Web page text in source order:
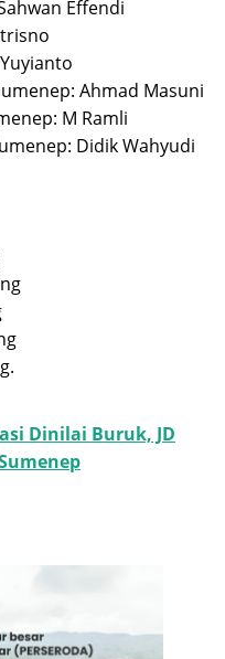
Effendi
Ahmad Masuni
M Ramli
Didik Wahyudi
Dinilai Buruk, JD